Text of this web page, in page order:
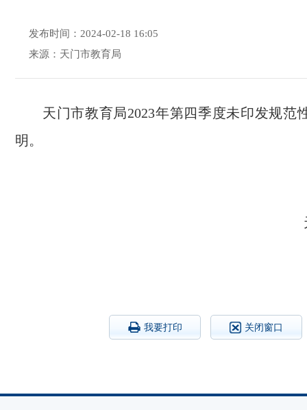
发布时间：2024-02-18 16:05
来源：天门市教育局
天门市教育局2023年第四季度未印发规范
明。
我要打印 关闭窗口